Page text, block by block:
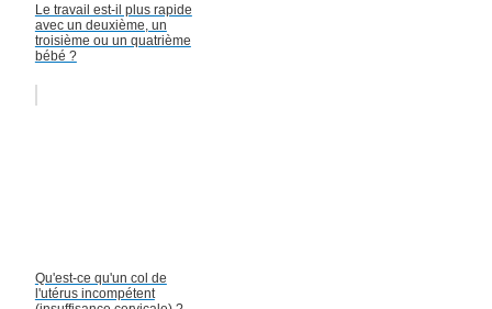
Le travail est-il plus rapide
avec un deuxième, un
troisième ou un quatrième
bébé ?
Qu'est-ce qu'un col de
l'utérus incompétent